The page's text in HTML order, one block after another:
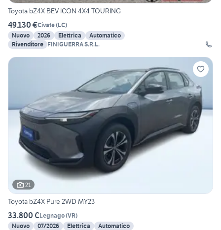
Toyota bZ4X BEV ICON 4X4 TOURING
49.130 €Civate(LC)
Nuovo
2026 Elettrica
Automatico
Rivenditore FINIGUERRA S.R.L.
21
Toyota bZ4X Pure 2WD MY23
33.800 €Legnago(VR)
Nuovo
07/2026 Elettrica
Automatico